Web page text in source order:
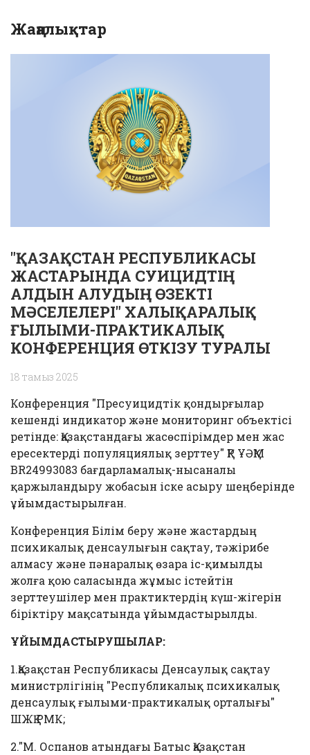
Жаңалықтар
"ҚАЗАҚСТАН РЕСПУБЛИКАСЫ
ЖАСТАРЫНДА СУИЦИДТІҢ
АЛДЫН АЛУДЫҢ ӨЗЕКТІ
МӘСЕЛЕЛЕРІ" ХАЛЫҚАРАЛЫҚ
ҒЫЛЫМИ-ПРАКТИКАЛЫҚ
КОНФЕРЕНЦИЯ ӨТКІЗУ ТУРАЛЫ
18 тамыз 2025
Конференция "Пресуицидтік қондырғылар
кешенді индикатор және мониторинг объектісі
ретінде: Қазақстандағы жасөспірімдер мен жас
ересектерді популяциялық зерттеу" ҚР ҰӘҚМ
BR24993083 бағдарламалық-нысаналы
қаржыландыру жобасын іске асыру шеңберінде
ұйымдастырылған.
Конференция Білім беру және жастардың
психикалық денсаулығын сақтау, тәжірибе
алмасу және пәнаралық өзара іс-қимылды
жолға қою саласында жұмыс істейтін
зерттеушілер мен практиктердің күш-жігерін
біріктіру мақсатында ұйымдастырылды.
ҰЙЫМДАСТЫРУШЫЛАР:
1.Қазақстан Республикасы Денсаулық сақтау
министрлігінің "Республикалық психикалық
денсаулық ғылыми-практикалық орталығы"
ШЖҚ РМК;
2."М. Оспанов атындағы Батыс Қазақстан